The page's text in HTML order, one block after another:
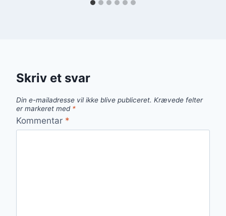
Skriv et svar
Din e-mailadresse vil ikke blive publiceret. Krævede felter
er markeret med *
Kommentar *